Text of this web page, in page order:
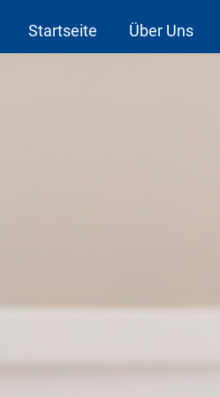
Startseite Über Uns